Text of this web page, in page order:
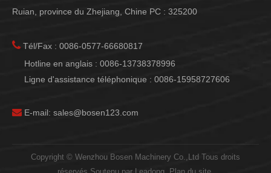
Ruian, province du Zhejiang, Chine PC : 325200
 Tél/Fax : 0086-0577-66680817
Hotline en anglais : 0086-13738378996
Ligne d'assistance téléphonique : 0086-15958727606
 E-mail: sales@bosen123.com
Copyright © Wenzhou Bosen Machinery Co.,Ltd Tous droits